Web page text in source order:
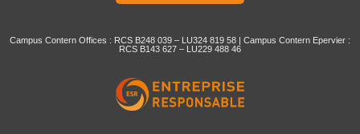
Campus Contern Offices : RCS B248 039 – LU324 819 58 | Campus Contern Epervier :
RCS B143 627 – LU229 488 46